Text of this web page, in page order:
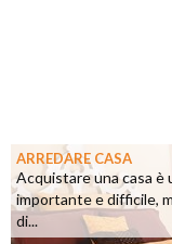
ARREDARE CASA
Acquistare una casa è
importante e difficile,
di...